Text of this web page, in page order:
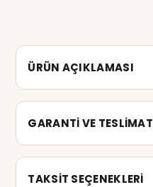
ÜRÜN AÇIKLAMASI
GARANTİ VE TESLİMAT
TAKSİT SEÇENEKLERİ